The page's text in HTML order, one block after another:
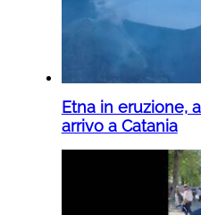
Etna in eruzione,
arrivo a Catania